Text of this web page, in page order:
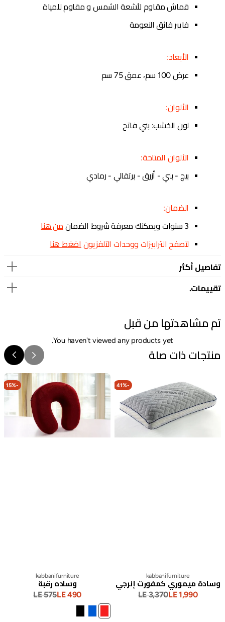
قماش مقاوم لأشعة الشمس و مقاوم للمياة
فايبر فائق النعومة
الأبعاد:
عرض 100 سم، عمق 75 سم
الألوان:
لون الخشب: بني فاتح
الألوان المتاحة:
بيج - بني - أزرق - برتقالي - رمادي
الضمان:
3 سنوات ويمكنك معرفة شروط الضمان من هنا
لتصفح الترابيزات ووحدات التلفزيون اضغط هنا
تفاصيل أكثر
تقييمات.
تم مشاهدتها من قبل
You haven't viewed any products yet.
منتجات ذات صلة
كمفورت
إنرجي
-
41%
Vendor: kabbanifurniture
وسادة ميموري كمفورت إنرجي
سعر
LE 1,990
السعر
LE 3,370
وساده
-
15%
kabbanifurniture
وساده رقبة
LE 490
LE 575
نبيتيأزرقأسود